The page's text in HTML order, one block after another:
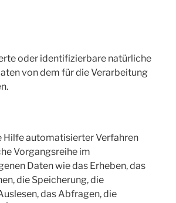
oder identifizierbare natürliche
von dem für die Verarbeitung
Hilfe automatisierter Verfahren
Vorgangsreihe im
Daten wie das Erheben, das
die Speicherung, die
das Abfragen, die